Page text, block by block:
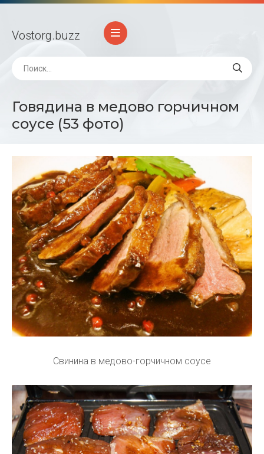
Vostorg.buzz
Говядина в медово горчичном
соусе (53 фото)
Свинина в медово-горчичном соусе